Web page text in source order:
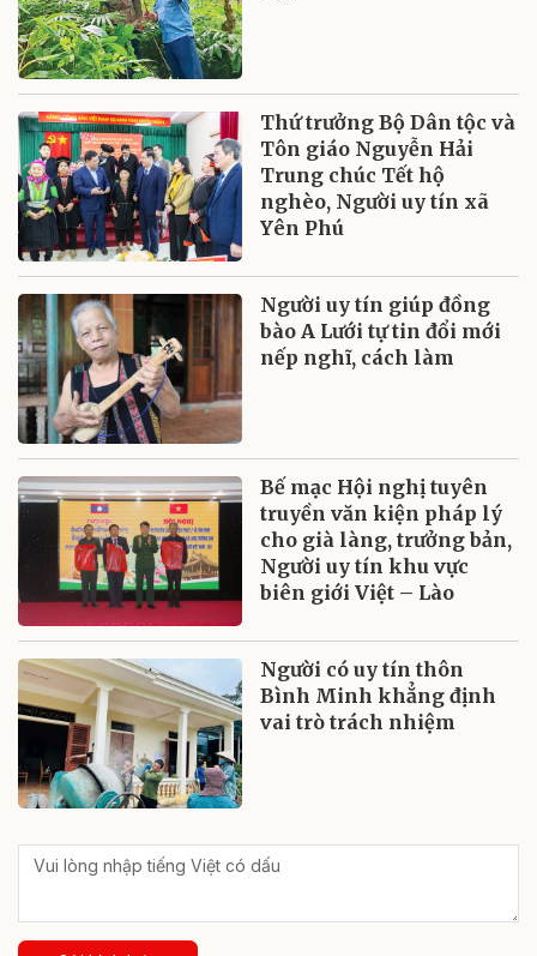
Thứ trưởng Bộ Dân tộc và
Tôn giáo Nguyễn Hải
Trung chúc Tết hộ
nghèo, Người uy tín xã
Yên Phú
Người uy tín giúp đồng
bào A Lưới tự tin đổi mới
nếp nghĩ, cách làm
Bế mạc Hội nghị tuyên
truyền văn kiện pháp lý
cho già làng, trưởng bản,
Người uy tín khu vực
biên giới Việt – Lào
Người có uy tín thôn
Bình Minh khẳng định
vai trò trách nhiệm